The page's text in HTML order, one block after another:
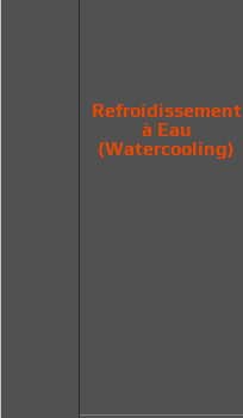
Refroidissement
à Eau
(Watercooling)